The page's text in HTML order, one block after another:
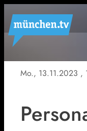
Mo., 13.11.2023 ,